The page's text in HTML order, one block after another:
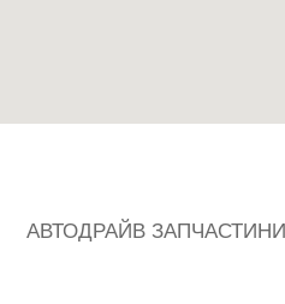
АВТОДРАЙВ ЗАПЧАСТИНИ